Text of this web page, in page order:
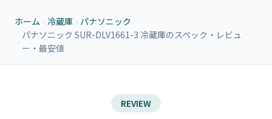
ホーム › 冷蔵庫 › パナソニック
›
パナソニック SUR-DLV1661-3 冷蔵庫のスペック・レビュ
ー・最安値
REVIEW